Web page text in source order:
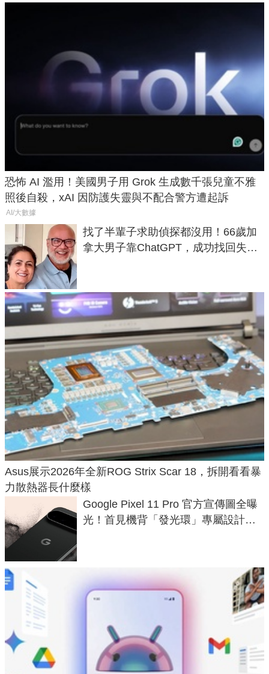
恐怖 AI 濫用！美國男子用 Grok 生成數千張兒童不雅
照後自殺，xAI 因防護失靈與不配合警方遭起訴
AI/大數據
找了半輩子求助偵探都沒用！66歲加
拿大男子靠ChatGPT，成功找回失散
Asus展示2026年全新ROG Strix Scar 18，拆開看看暴
力散熱器長什麼樣
Google Pixel 11 Pro 官方宣傳圖全曝
光！首見機背「發光環」專屬設計、